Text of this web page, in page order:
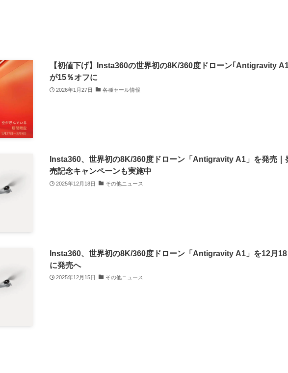
【初値下げ】Insta360の世界初の8K/360度ドローン｢Antigravity
が15％オフに
2026年1月27日 各種セール情報
Insta360、世界初の8K/360度ドローン「Antigravity A1」を発売｜
売記念キャンペーンも実施中
2025年12月18日 その他ニュース
Insta360、世界初の8K/360度ドローン「Antigravity A1」を12月
に発売へ
2025年12月15日 その他ニュース